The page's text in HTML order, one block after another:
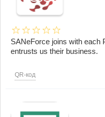
SANeForce joins with each
entrusts us their business.
QR-код